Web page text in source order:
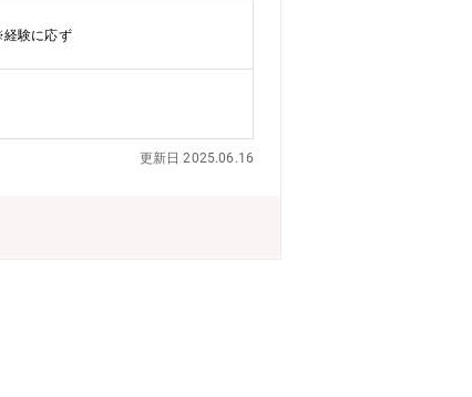
験に応ず
更新日 2025.06.16